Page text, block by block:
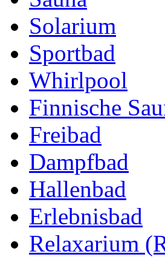
Solarium
Sportbad
Whirlpool
Finnische
Freibad
Dampfbad
Hallenbad
Erlebnisbad
Relaxarium